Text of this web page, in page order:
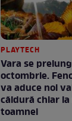
PLAYTECH
Vara se
octombrie.
va aduce noi
căldură chiar
toamnei